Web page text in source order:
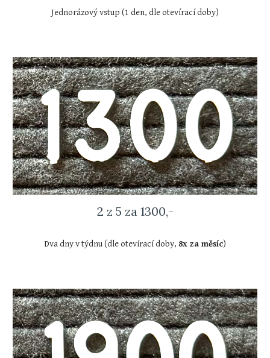
Jednorázový vstup (1 den, dle otevírací doby)
2 z 5 za 1300,-
Dva dny v týdnu (dle otevírací doby, 8x za měsíc)